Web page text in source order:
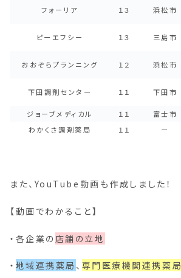
フォーリア １３ 浜松市
ピーエフシー １３ 三島市
おおぞらプランニング １２ 浜松市
下田調剤センター １１ 下田市
ジョーブメディカル １１ 富士市
わかくさ調剤薬局
１１ ー
また、YouTube動画も作成しました！
【動画でわかること】
・各企業の 店舗の立地
・ 地域連携薬局 、 専門医療機関連携薬局